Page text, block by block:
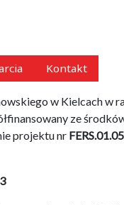
Kontakt
w Kielcach w
ze
projektu nr